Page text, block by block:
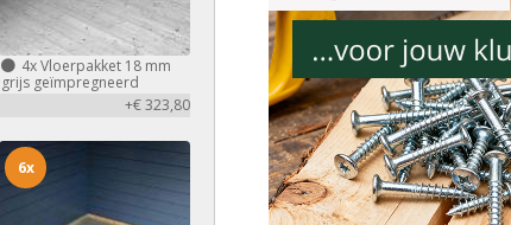
4xVloerpakket 18 mm
grijs geïmpregneerd
+€ 323,80
6x